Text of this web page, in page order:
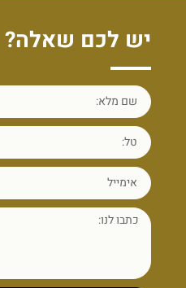
יש לכם שאלה?